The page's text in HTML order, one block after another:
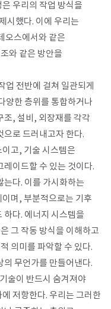
우리의 작업 방식을
시했다. 이에 우리는
오스에서와 같은
와 같은 방안을
업 전반에 걸쳐 일관되게
양한 층위를 통합하거나
조, 설비, 외장재를 각각
으로 드러내고자 한다.
고, 기술 시스템은
이드할 수 있는 것이다.
는다. 이를 가시화하는
며, 부분적으로는 기후
하다. 에너지 시스템을
그 작동 방식을 이해하고
의미를 파악할 수 있다.
의 무언가를 만들어낸다.
술이 반드시 숨겨져야
저항한다. 우리는 그러한